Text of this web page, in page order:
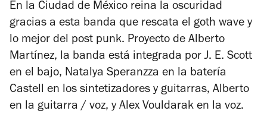
En la Ciudad de México reina la oscuridad
gracias a esta banda que rescata el goth wave y
lo mejor del post punk. Proyecto de Alberto
Martínez, la banda está integrada por J. E. Scott
en el bajo, Natalya Speranzza en la batería
Castell en los sintetizadores y guitarras, Alberto
en la guitarra / voz, y Alex Vouldarak en la voz.